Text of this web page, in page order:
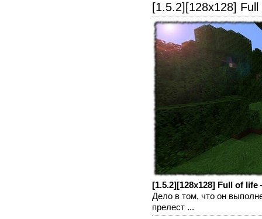
[1.5.2][128x128] Full
[1.5.2][128x128] Full of life
Дело в том, что он
прелест ...